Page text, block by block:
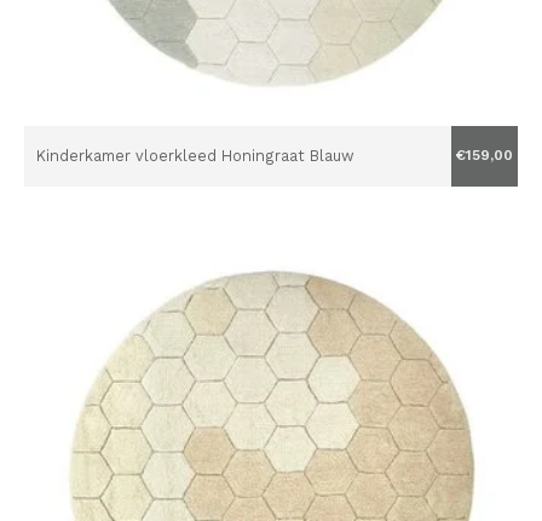
Kinderkamer vloerkleed Honingraat Blauw €159,00